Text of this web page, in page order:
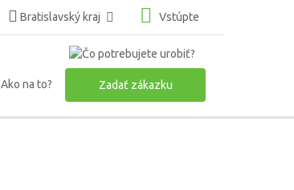
Bratislavský kraj Vstúpte
Ako na to? Zadať zákazku